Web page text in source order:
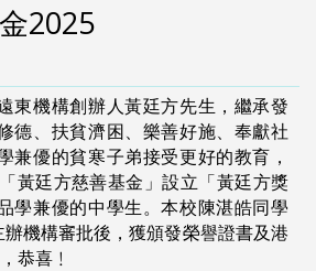
2025
東機構創辦人黃廷方先生，繼承發
德、扶貧濟困、樂善好施、奉獻社
兼優的貧寒子弟接受更好的教育，
黃廷方慈善基金」設立「黃廷方獎
學兼優的中學生。本校陳湛皓同學
機構審批後，獲頒發榮譽證書及港
恭喜﹗